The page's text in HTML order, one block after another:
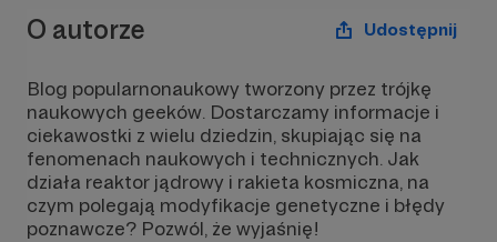
O autorze Udostępnij
Blog popularnonaukowy tworzony przez trójkę
naukowych geeków. Dostarczamy informacje i
ciekawostki z wielu dziedzin, skupiając się na
fenomenach naukowych i technicznych. Jak
działa reaktor jądrowy i rakieta kosmiczna, na
czym polegają modyfikacje genetyczne i błędy
poznawcze? Pozwól, że wyjaśnię!